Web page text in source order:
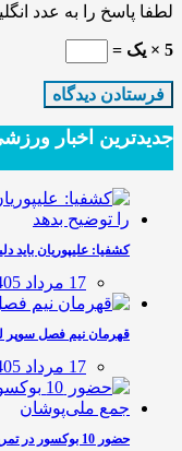
لطفا پاسخ را به عدد
5 × یک =
جدیدترین‌ اخبار
کشفیا: علیپوریان باید
17 مرداد 1405
قهرمان نیم فصل سوپر
17 مرداد 1405
حضور 10 بوکسور در تمرینات تیم ملی/…